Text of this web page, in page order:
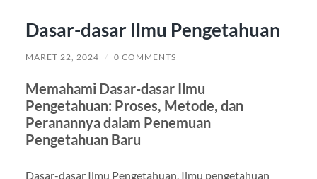
Dasar-dasar Ilmu Pengetahuan
MARET 22, 2024 / 0 COMMENTS
Memahami Dasar-dasar Ilmu
Pengetahuan: Proses, Metode, dan
Peranannya dalam Penemuan
Pengetahuan Baru
Dasar-dasar Ilmu Pengetahuan, Ilmu pengetahuan